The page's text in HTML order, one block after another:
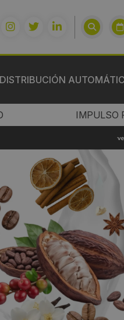
DISTRIBUCIÓN
IMPULSO